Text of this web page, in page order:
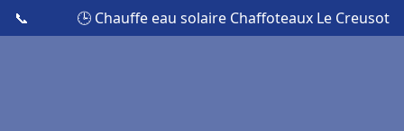
📞 🕒 Chauffe eau solaire Chaffoteaux Le Creusot